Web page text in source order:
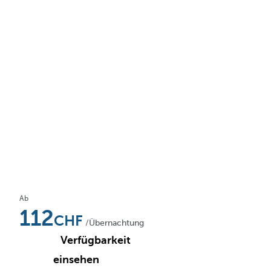
Ab
112 /Übernachtung
Verfügbarkeit
einsehen